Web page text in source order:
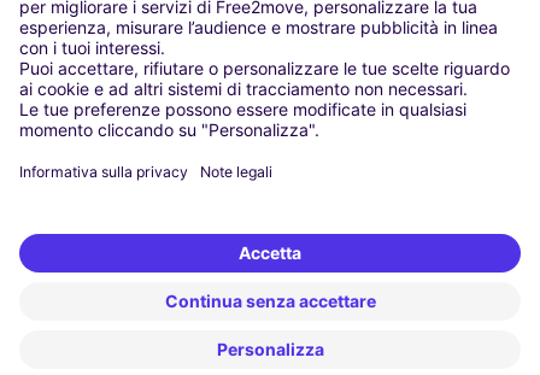
Washington DC
Milano
Roma
Torino
Vienna
Berlino
Düsseldorf